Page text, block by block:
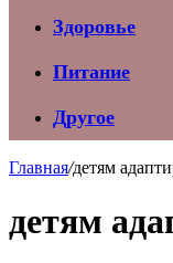
Здоровье
Питание
Другое
Главная/детям
детям